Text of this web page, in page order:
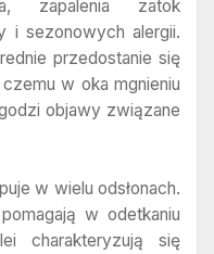
zapalenia zatok
i sezonowych alergii.
przedostanie się
w oka mgnieniu
objawy związane
w wielu odsłonach.
w odetkaniu
charakteryzują się